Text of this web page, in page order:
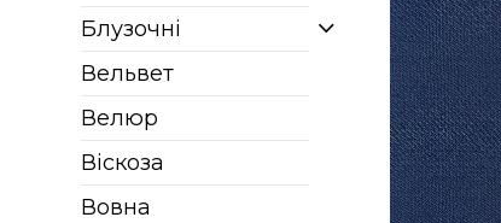
Блузочні
Вельвет
Велюр
Віскоза
Вовна